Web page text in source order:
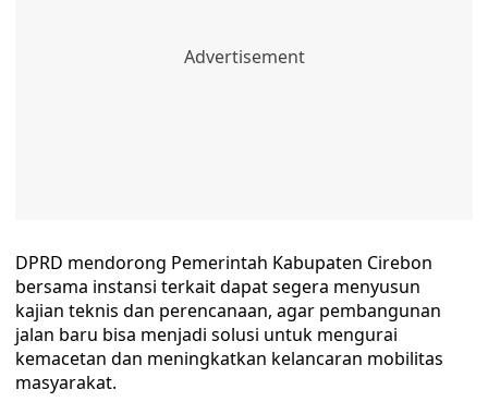
DPRD mendorong Pemerintah Kabupaten Cirebon
bersama instansi terkait dapat segera menyusun
kajian teknis dan perencanaan, agar pembangunan
jalan baru bisa menjadi solusi untuk mengurai
kemacetan dan meningkatkan kelancaran mobilitas
masyarakat.